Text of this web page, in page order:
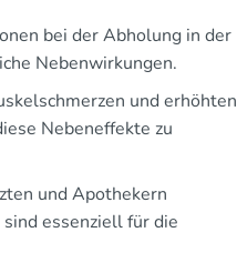
bei der Abholung in der
Nebenwirkungen.
und erhöhten
Nebeneffekte zu
und Apothekern
essenziell für die